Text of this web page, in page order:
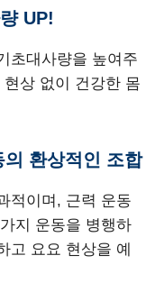
UP!
초대사량을 높여주
상 없이 건강한 몸
환상적인 조합
적이며, 근력 운동
지 운동을 병행하
고 요요 현상을 예